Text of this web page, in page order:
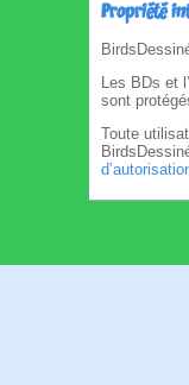
Propriété
Les BDs et
sont
Toute